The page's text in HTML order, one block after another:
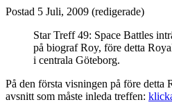
Postad 5 Juli, 2009 (redigerade)
Star Treff 49: Space Battles
på biograf Roy, före detta
i centrala Göteborg.
På den första visningen på före detta
avsnitt som måste inleda treffen: